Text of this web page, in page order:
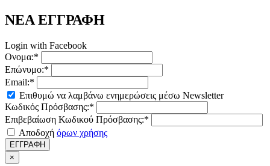
ΝΕΑ ΕΓΓΡΑΦΗ
Login with Facebook
Ονομα:*
Επώνυμο:*
Email:*
Επιθυμώ να λαμβάνω ενημερώσεις μέσω Newsletter
Κωδικός Πρόσβασης:*
Επιβεβαίωση Κωδικού Πρόσβασης:*
Αποδοχή όρων χρήσης
ΕΓΓΡΑΦΗ
×